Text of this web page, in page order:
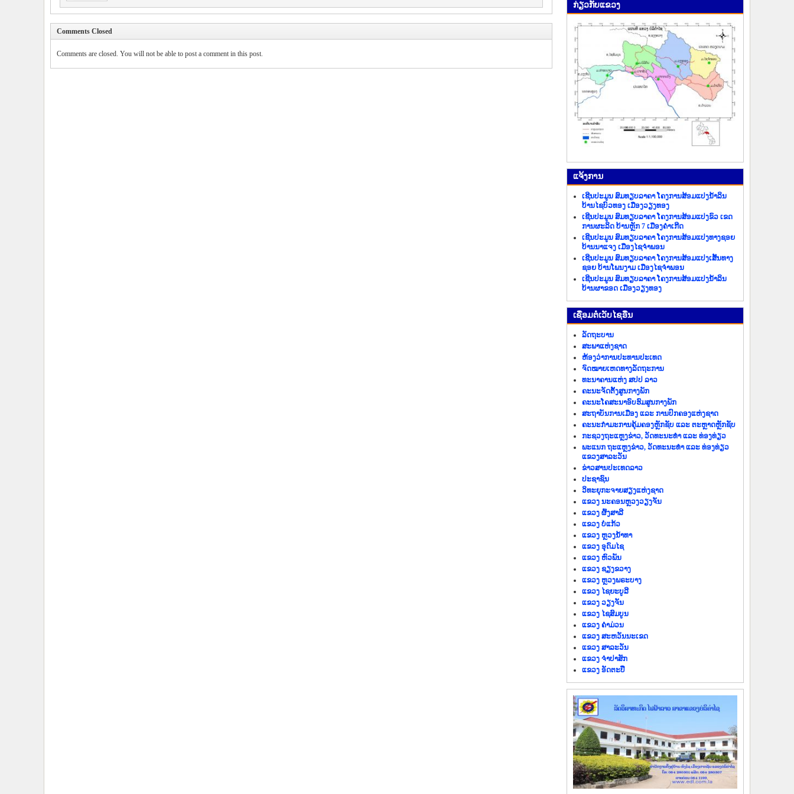
Comments Closed
Comments are closed. You will not be able to post a comment in this post.
ກ່ຽວ​ກັບ​ແຂວງ
ແຈ້ງ​ການ
ເຊີນປະມູນ ສົມທຽບລາຄາ ໂຄງການສ້ອມແປງນ້ຳລິນ
ບ້ານໄຊບົວທອງ ເມືອງວຽງທອງ
ເຊີນປະມູນ ສົມທຽບລາຄາ ໂຄງການສ້ອມແປງຂົວ ເຂດ
ການຜະລິດ ບ້ານຫຼັກ 7 ເມືອງຄຳເກີດ
ເຊີນປະມູນ ສົມທຽບລາຄາ ໂຄງການສ້ອມແປງທາງຊອຍ
ບ້ານນາແຈງ ເມືອງໄຊຈຳພອນ
ເຊີນປະມູນ ສົມທຽບລາຄາ ໂຄງການສ້ອມແປງເສັ້ນທາງ
ຊອຍ ບ້ານໂພນງາມ ເມືອງໄຊຈຳພອນ
ເຊີນປະມູນ ສົມທຽບລາຄາ ໂຄງການສ້ອມແປງນ້ຳລິນ
ບ້ານຜາຂອດ ເມືອງວຽງທອງ
​ເຊື່ອມ​ຕໍ່​ເວັບ​ໄຊ​ອື່ນ
ລັດ​ຖະ​ບານ
ສະພາແຫ່ງຊາດ
ຫ້ອງວ່າການປະທານປະເທດ
ຈົດໝາຍເຫດທາງລັດຖະການ
ທະນາຄານແຫ່ງ ສປປ ລາວ
ຄະນະຈັດຕັ້ງສູນກາງພັກ
ຄະນະໂຄສະນາອົບຮົມສູນກາງພັກ
ສະຖາບັນການເມືອງ ແລະ ການປົກຄອງແຫ່ງຊາດ
ຄະນະ​ກຳມະການ​ຄຸ້ມ​ຄອງ​ຫຼັກ​ຊັບ ແລະ ຕະຫຼາດຫຼັກຊັບ
ກະຊວງຖະແຫຼງຂ່າວ, ວັດທະນະທຳ ແລະ ທ່ອງທ່ຽວ
ພະແນກ ຖະແຫຼງຂ່າວ, ວັດທະນະທຳ ແລະ ທ່ອງທ່ຽວ
ແຂວງສາລະວັນ
ຂ່າວ​ສານ​ປະ​ເທດ​ລາວ
ປະ​ຊາ​ຊົນ
ວິທະຍຸກະຈາຍສຽງແຫ່ງຊາດ
ແຂວງ ນະ​ຄອນຫຼວງວຽງ​ຈັນ
ແຂວງ ຜົ້ງ​ສາ​ລີ
ແຂວງ ບໍ່​ແກ້ວ
ແຂວງ ຫຼວງນໍ້າທາ
ແຂວງ ອຸດົມໄຊ
ແຂວງ ຫົວພັນ
ແຂວງ ຊຽງຂວາງ
ແຂວງ ຫຼວງພຣະບາງ
ແຂວງ ໄຊຍະບູລີ
ແຂວງ ວຽງຈັນ
ແຂວງ ໄຊສົມບູນ
ແຂວງ ຄຳມ່ວນ
ແຂວງ ສະຫວັນນະເຂດ
ແຂວງ ສາລະວັນ
ແຂວງ ຈຳປາສັກ
ແຂວງ ອັດຕະປື